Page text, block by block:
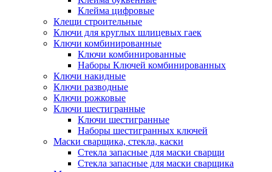
Клейма цифровые
Клещи строительные
Ключи для круглых шлицевых гаек
Ключи комбинированные
Ключи комбинированные
Наборы Ключей комбинированных
Ключи накидные
Ключи разводные
Ключи рожковые
Ключи шестигранные
Ключи шестигранные
Наборы шестигранных ключей
Маски сварщика, стекла, каски
Стекла запасные для маски сварщи
Стекла запасные для маски сварщика